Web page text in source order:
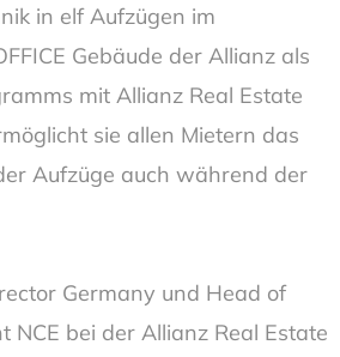
in elf Aufzügen im
Gebäude der Allianz als
mit Allianz Real Estate
sie allen Mietern das
Aufzüge auch während der
Germany und Head of
NCE bei der Allianz Real Estate